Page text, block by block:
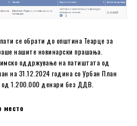
се обрати до oпштина Теарце за
нашите новинарски прашања.
оддржување на патиштата од
на 31.12.2024 година со Урбан План
1.200.000 денари без ДДВ.
место